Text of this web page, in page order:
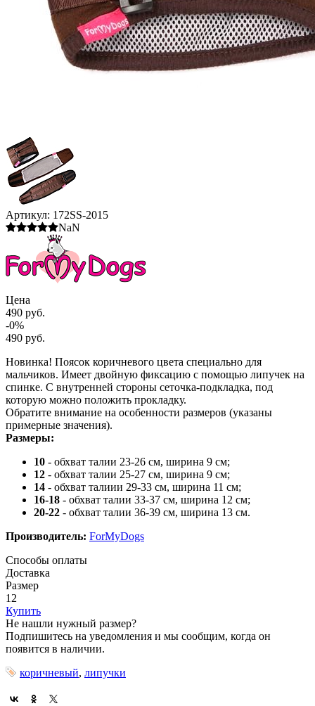
Артикул: 172SS-2015
NaN
Цена
490 руб.
-0%
490 руб.
Новинка! Поясок коричневого цвета специально для
мальчиков. Имеет двойную фиксацию с помощью липучек на
спинке. С внутренней стороны сеточка-подкладка, под
которую можно положить прокладку.
Обратите внимание на особенности размеров (указаны
примерные значения).
Размеры:
10 - обхват талии 23-26 см, ширина 9 см;
12 - обхват талии 25-27 см, ширина 9 см;
14 - обхват талиии 29-33 см, ширина 11 см;
16-18 - обхват талии 33-37 см, ширина 12 см;
20-22 - обхват талии 36-39 см, ширина 13 см.
Производитель: ForMyDogs
Способы оплаты
Доставка
Размер
12
Купить
Не нашли нужный размер?
Подпишитесь на уведомления и мы сообщим, когда он
появится в наличии.
коричневый, липучки